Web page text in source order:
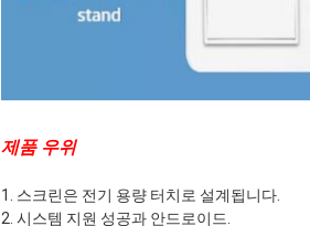
제품 우위
1. 스크린은 전기 용량 터치로 설계됩니다.
2. 시스템 지원 성공과 안드로이드.